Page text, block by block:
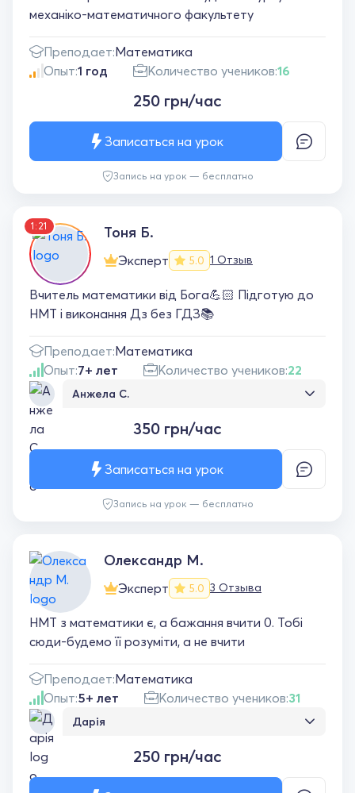
механіко-математичного факультету
Преподает:Математика
Опыт:1 год Количество учеников:16
250 грн/час
Запись на урок — бесплатно
Записаться на урок
1:21 Тоня Б.
Эксперт 5.0 1 Отзыв
Вчитель математики від Бога💪🏻 Підготую до
НМТ і виконання Дз без ГДЗ📚
Преподает:Математика
Опыт:7+ лет Количество учеников:22
Анжела С.
задоволена. Вчитель добре пояснює. Дуже
350 грн/час
Запись на урок — бесплатно
Записаться на урок
Олександр М.
Эксперт 5.0 3 Отзыва
НМТ з математики є, а бажання вчити 0. Тобі
сюди-будемо її розуміти, а не вчити
Преподает:Математика
Опыт:5+ лет Количество учеников:31
Дарія
математики! Пояснює матеріал зрозуміло,
стають логічними та простими. Завжди
250 грн/час